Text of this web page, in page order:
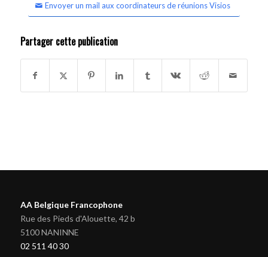
Envoyer un mail aux coordinateurs de réunions Visios
Partager cette publication
AA Belgique Francophone
Rue des Pieds d'Alouette, 42 b
5100 NANINNE
02 511 40 30